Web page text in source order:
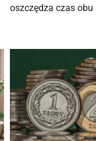
oszczędza czas